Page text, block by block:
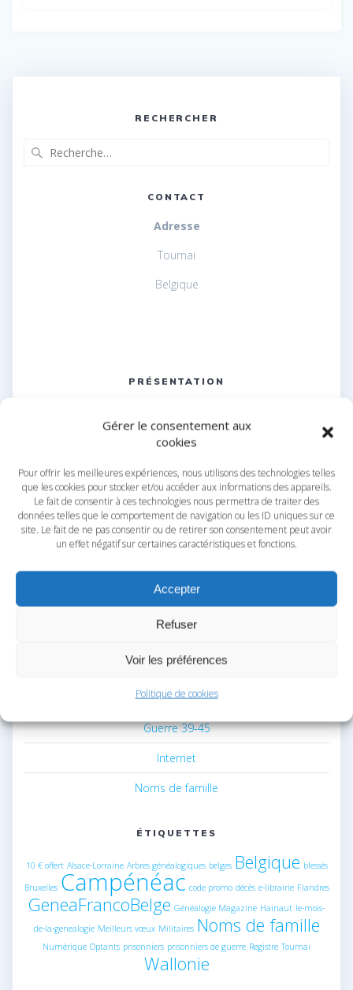
Gérer le consentement aux
cookies
Pour offrir les meilleures expériences, nous utilisons des technologies telles
que les cookies pour stocker et/ou accéder aux informations des appareils.
Le fait de consentir à ces technologies nous permettra de traiter des
données telles que le comportement de navigation ou les ID uniques sur ce
site. Le fait de ne pas consentir ou de retirer son consentement peut avoir
un effet négatif sur certaines caractéristiques et fonctions.
Accepter
Refuser
Voir les préférences
Politique de cookies
RECHERCHER
CONTACT
Adresse
Tournai
Belgique
PRÉSENTATION
créée en 2019. Elle regroupe actuellement plusieurs
associations réunies en Union Généalogique
CATÉGORIES
Actualités
Arbres généalogiques
Exposition
Généalogie Magazine
Guerre 1870
Guerre 39-45
Internet
Noms de famille
ÉTIQUETTES
10 € offert Alsace-Lorraine Arbres généalogiques belges Belgique blessés
Bruxelles Campénéac code promo décès e-librairie Flandres
GeneaFrancoBelge Généalogie Magazine Hainaut le-mois-
de-la-genealogie Meilleurs vœux Militaires Noms de famille
Numérique Optants prisonniers prisonniers de guerre Registre Tournai
Wallonie